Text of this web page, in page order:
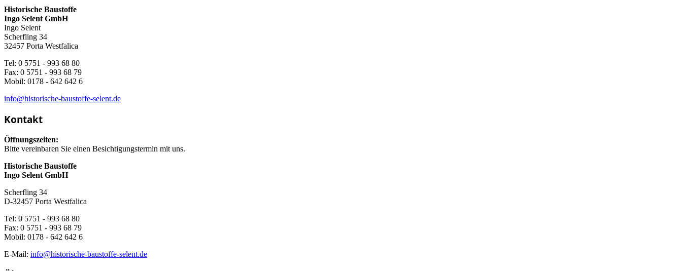
Historische Baustoffe
Ingo Selent GmbH
Ingo Selent
Scherfling 34
32457 Porta Westfalica
Tel: 0 5751 - 993 68 80
Fax: 0 5751 - 993 68 79
Mobil: 0178 - 642 642 6
info@historische-baustoffe-selent.de
Kontakt
Öffnungszeiten:
Bitte vereinbaren Sie einen Besichtigungstermin mit uns.
Historische Baustoffe
Ingo Selent GmbH
Scherfling 34
D-32457 Porta Westfalica
Tel: 0 5751 - 993 68 80
Fax: 0 5751 - 993 68 79
Mobil: 0178 - 642 642 6
E-Mail: info@historische-baustoffe-selent.de